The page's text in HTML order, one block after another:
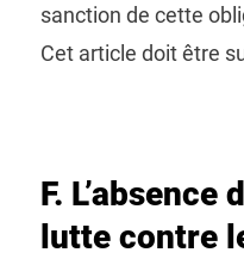
sanction de cette
Cet article doit être
F.
lutte contre